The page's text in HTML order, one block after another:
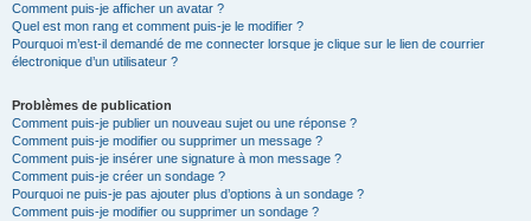
Comment puis-je afficher un avatar ?
Quel est mon rang et comment puis-je le modifier ?
Pourquoi m’est-il demandé de me connecter lorsque je clique sur le lien de courrier
électronique d’un utilisateur ?
Problèmes de publication
Comment puis-je publier un nouveau sujet ou une réponse ?
Comment puis-je modifier ou supprimer un message ?
Comment puis-je insérer une signature à mon message ?
Comment puis-je créer un sondage ?
Pourquoi ne puis-je pas ajouter plus d’options à un sondage ?
Comment puis-je modifier ou supprimer un sondage ?